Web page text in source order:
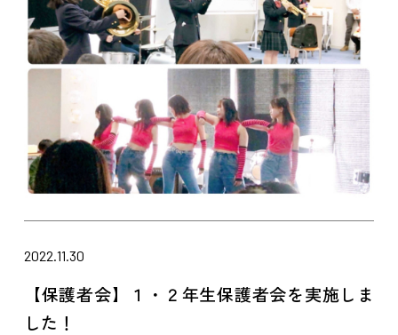
2022.11.30
【保護者会】１・２年生保護者会を実施しま
した！